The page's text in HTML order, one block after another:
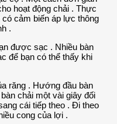
hoạt động chải . Thực
cảm biến áp lực thông
.
được sạc . Nhiều bàn
để bạn có thể thấy khi
răng . Hướng đầu bàn
chải một vài giây đối
cái tiếp theo . Đi theo
cong của lợi .